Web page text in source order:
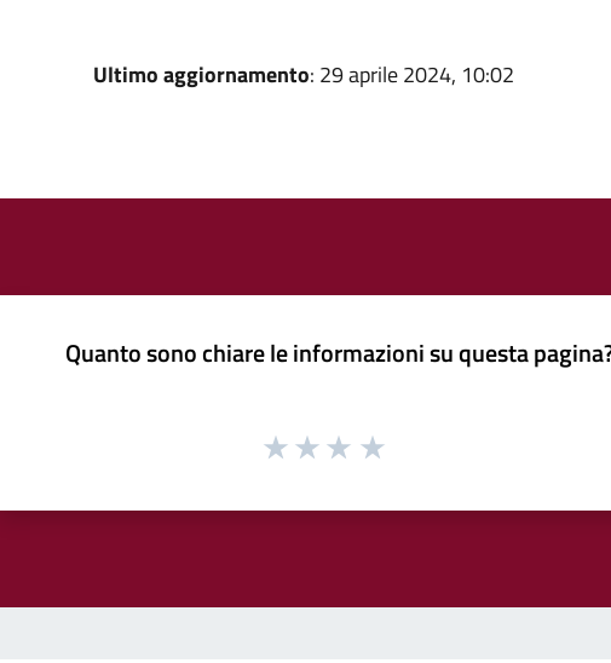
Ultimo aggiornamento: 29 aprile 2024, 10:02
Quanto sono chiare le informazioni su questa